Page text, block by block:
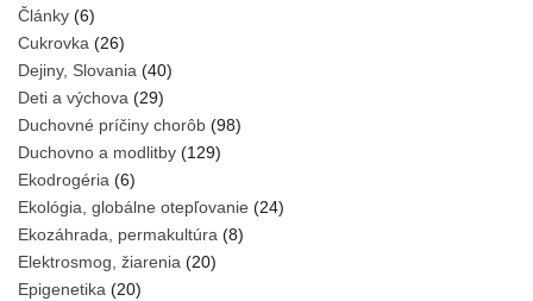
Články (6)
Cukrovka (26)
Dejiny, Slovania (40)
Deti a výchova (29)
Duchovné príčiny chorôb (98)
Duchovno a modlitby (129)
Ekodrogéria (6)
Ekológia, globálne otepľovanie (24)
Ekozáhrada, permakultúra (8)
Elektrosmog, žiarenia (20)
Epigenetika (20)